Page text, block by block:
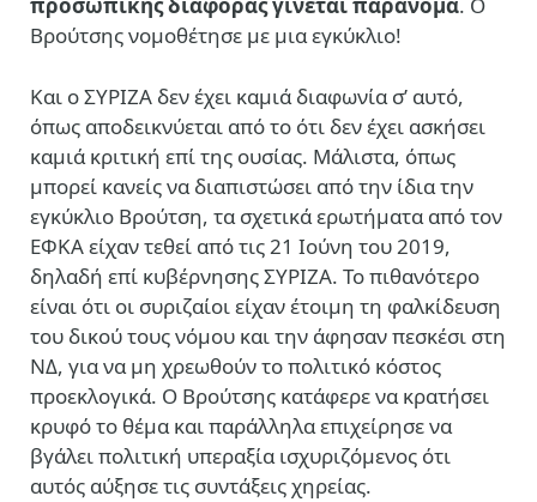
Βρούτσης νομοθέτησε με μια εγκύκλιο!
Και ο ΣΥΡΙΖΑ δεν έχει καμιά διαφωνία σ’ αυτό,
όπως αποδεικνύεται από το ότι δεν έχει ασκήσει
καμιά κριτική επί της ουσίας. Μάλιστα, όπως
μπορεί κανείς να διαπιστώσει από την ίδια την
εγκύκλιο Βρούτση, τα σχετικά ερωτήματα από τον
ΕΦΚΑ είχαν τεθεί από τις 21 Ιούνη του 2019,
δηλαδή επί κυβέρνησης ΣΥΡΙΖΑ. Το πιθανότερο
είναι ότι οι συριζαίοι είχαν έτοιμη τη φαλκίδευση
του δικού τους νόμου και την άφησαν πεσκέσι στη
ΝΔ, για να μη χρεωθούν το πολιτικό κόστος
προεκλογικά. Ο Βρούτσης κατάφερε να κρατήσει
κρυφό το θέμα και παράλληλα επιχείρησε να
βγάλει πολιτική υπεραξία ισχυριζόμενος ότι
αυτός αύξησε τις συντάξεις χηρείας.